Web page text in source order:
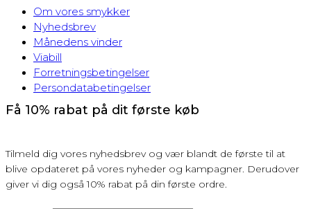
Om vores smykker
Nyhedsbrev
Månedens vinder
Viabill
Forretningsbetingelser
Persondatabetingelser
Få 10% rabat på dit første køb
Tilmeld dig vores nyhedsbrev og vær blandt de første til at
blive opdateret på vores nyheder og kampagner. Derudover
giver vi dig også 10% rabat på din første ordre.